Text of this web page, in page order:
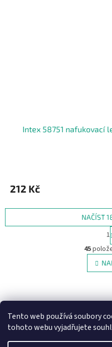
Tento web používá soubory
tohoto webu vyjadřujete
Intex 58751 nafukovací
212 Kč
NAČÍST
1
45
á